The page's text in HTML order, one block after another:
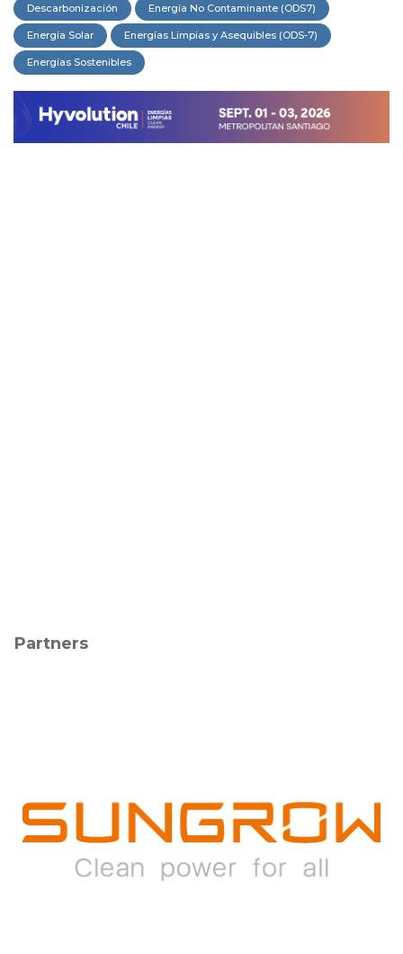
Descarbonización Energía No Contaminante (ODS7)
Energía Solar Energías Limpias y Asequibles (ODS-7)
Energías Sostenibles
Partners